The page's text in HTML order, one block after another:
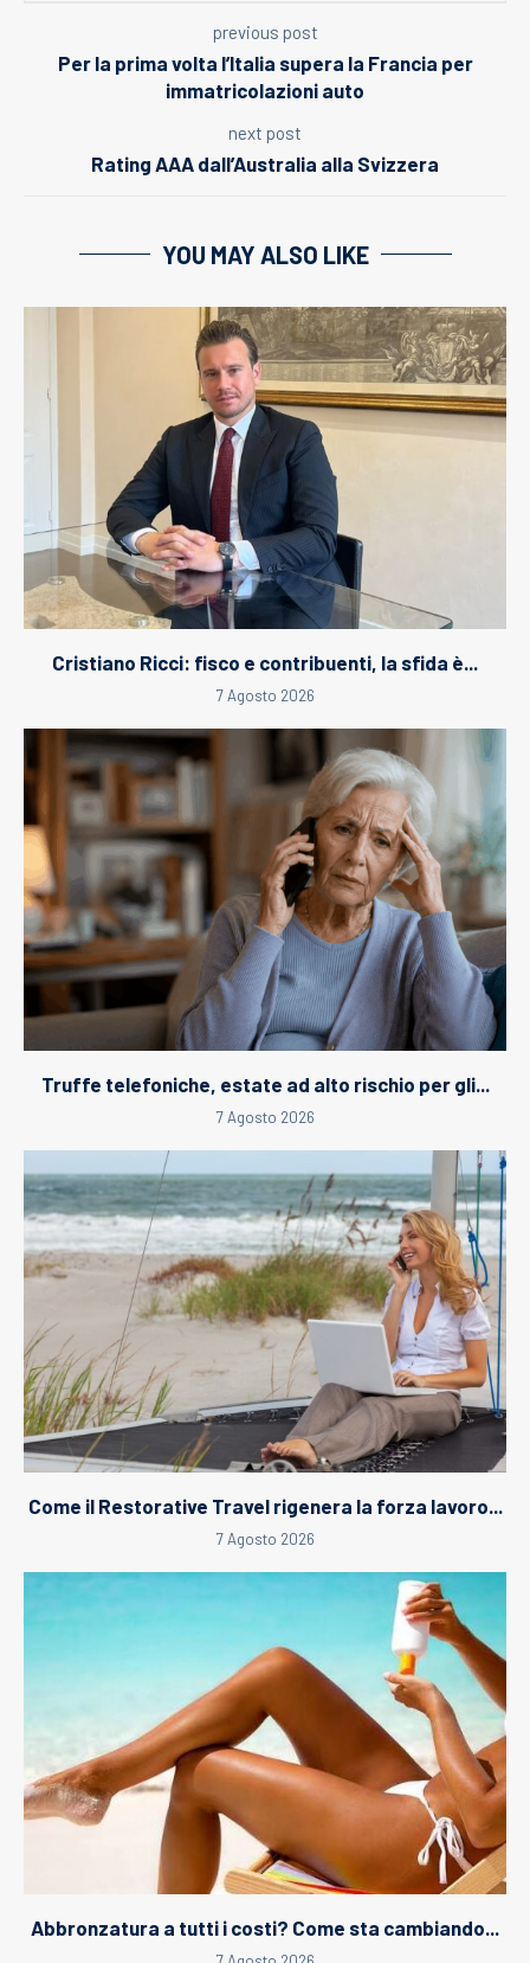
previous post
Per la prima volta l’Italia supera la Francia per
immatricolazioni auto
next post
Rating AAA dall’Australia alla Svizzera
YOU MAY ALSO LIKE
Cristiano Ricci: fisco e contribuenti, la sfida è...
7 Agosto 2026
Truffe telefoniche, estate ad alto rischio per gli...
7 Agosto 2026
Come il Restorative Travel rigenera la forza lavoro...
7 Agosto 2026
Abbronzatura a tutti i costi? Come sta cambiando...